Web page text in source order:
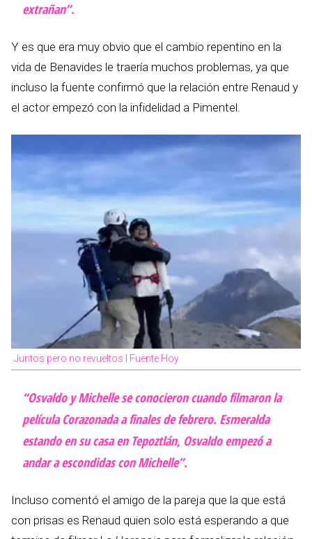
extrañan”.
Y es que era muy obvio que el cambio repentino en la
vida de Benavides le traería muchos problemas, ya que
incluso la fuente confirmó que la relación entre Renaud y
el actor empezó con la infidelidad a Pimentel.
Juntos pero no revueltos | Fuente Hoy
“Osvaldo y Michelle se conocieron cuando filmaron la
películaCorazonadaa finales de febrero. Esmeralda
estando en su casa en Tepoztlán, Osvaldo empezó a
andar a escondidas con Michelle”.
Incluso comentó el amigo de la pareja que la que está
con prisas es Renaud quien solo está esperando a que